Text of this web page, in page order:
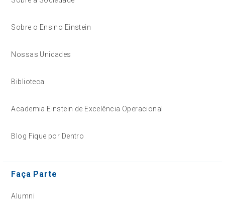
Sobre o Ensino Einstein
Nossas Unidades
Biblioteca
Academia Einstein de Excelência Operacional
Blog Fique por Dentro
Faça Parte
Alumni